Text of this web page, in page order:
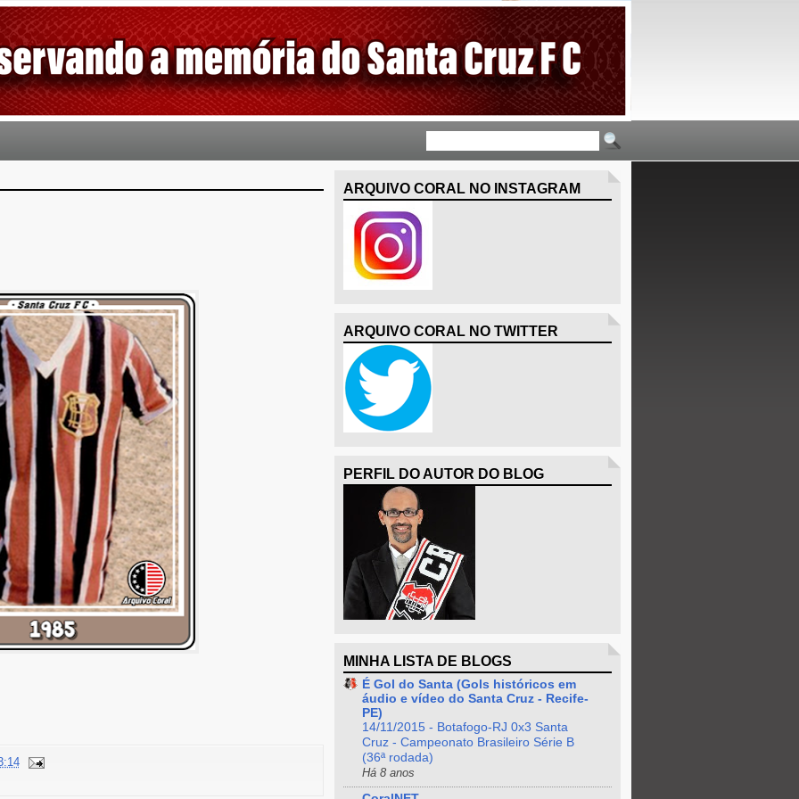
ARQUIVO CORAL NO INSTAGRAM
ARQUIVO CORAL NO TWITTER
PERFIL DO AUTOR DO BLOG
MINHA LISTA DE BLOGS
É Gol do Santa (Gols históricos em
áudio e vídeo do Santa Cruz - Recife-
PE)
14/11/2015 - Botafogo-RJ 0x3 Santa
Cruz - Campeonato Brasileiro Série B
(36ª rodada)
Há 8 anos